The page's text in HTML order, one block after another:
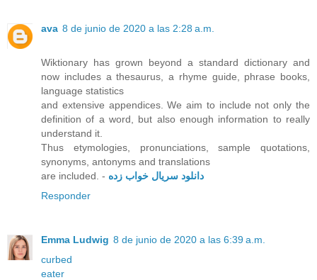
ava 8 de junio de 2020 a las 2:28 a.m.
Wiktionary has grown beyond a standard dictionary and
now includes a thesaurus, a rhyme guide, phrase books,
language statistics
and extensive appendices. We aim to include not only the
definition of a word, but also enough information to really
understand it.
Thus etymologies, pronunciations, sample quotations,
synonyms, antonyms and translations
are included. - دانلود سریال خواب زده
Responder
Emma Ludwig 8 de junio de 2020 a las 6:39 a.m.
curbed
eater